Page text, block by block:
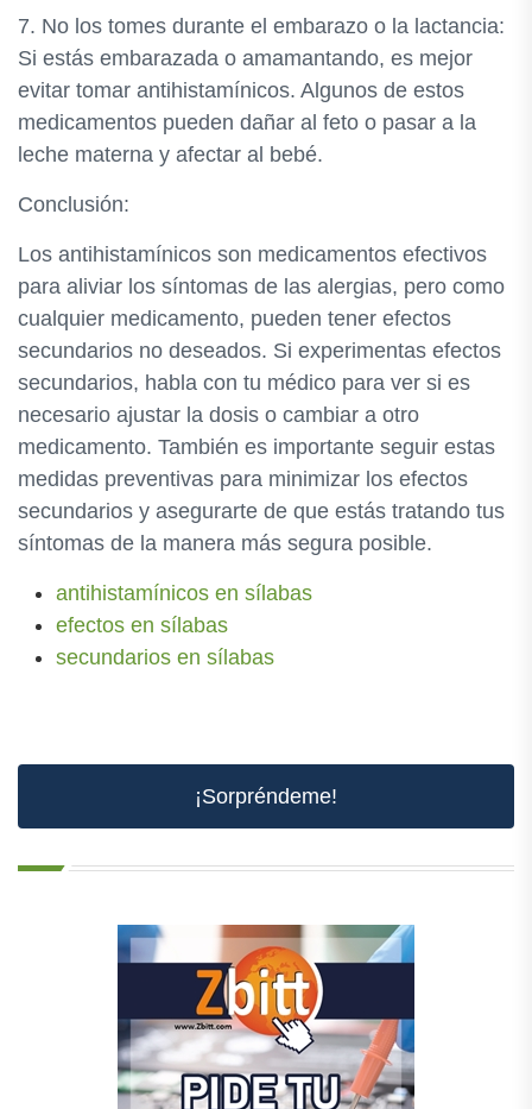
7. No los tomes durante el embarazo o la lactancia:
Si estás embarazada o amamantando, es mejor
evitar tomar antihistamínicos. Algunos de estos
medicamentos pueden dañar al feto o pasar a la
leche materna y afectar al bebé.
Conclusión:
Los antihistamínicos son medicamentos efectivos
para aliviar los síntomas de las alergias, pero como
cualquier medicamento, pueden tener efectos
secundarios no deseados. Si experimentas efectos
secundarios, habla con tu médico para ver si es
necesario ajustar la dosis o cambiar a otro
medicamento. También es importante seguir estas
medidas preventivas para minimizar los efectos
secundarios y asegurarte de que estás tratando tus
síntomas de la manera más segura posible.
antihistamínicos en sílabas
efectos en sílabas
secundarios en sílabas
¡Sorpréndeme!